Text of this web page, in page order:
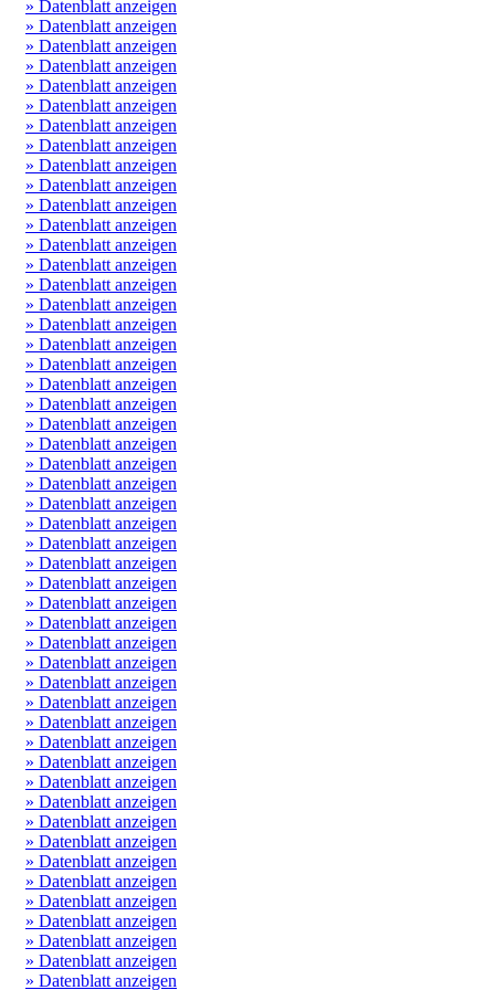
» Datenblatt anzeigen
» Datenblatt anzeigen
» Datenblatt anzeigen
» Datenblatt anzeigen
» Datenblatt anzeigen
» Datenblatt anzeigen
» Datenblatt anzeigen
» Datenblatt anzeigen
» Datenblatt anzeigen
» Datenblatt anzeigen
» Datenblatt anzeigen
» Datenblatt anzeigen
» Datenblatt anzeigen
» Datenblatt anzeigen
» Datenblatt anzeigen
» Datenblatt anzeigen
» Datenblatt anzeigen
» Datenblatt anzeigen
» Datenblatt anzeigen
» Datenblatt anzeigen
» Datenblatt anzeigen
» Datenblatt anzeigen
» Datenblatt anzeigen
» Datenblatt anzeigen
» Datenblatt anzeigen
» Datenblatt anzeigen
» Datenblatt anzeigen
» Datenblatt anzeigen
» Datenblatt anzeigen
» Datenblatt anzeigen
» Datenblatt anzeigen
» Datenblatt anzeigen
» Datenblatt anzeigen
» Datenblatt anzeigen
» Datenblatt anzeigen
» Datenblatt anzeigen
» Datenblatt anzeigen
» Datenblatt anzeigen
» Datenblatt anzeigen
» Datenblatt anzeigen
» Datenblatt anzeigen
» Datenblatt anzeigen
» Datenblatt anzeigen
» Datenblatt anzeigen
» Datenblatt anzeigen
» Datenblatt anzeigen
» Datenblatt anzeigen
» Datenblatt anzeigen
» Datenblatt anzeigen
» Datenblatt anzeigen